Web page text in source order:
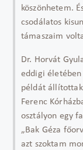
köszönhetem.
csodálatos
támaszaim
Dr. Horvát
eddigi
példát
Ferenc
osztályon egy
„Bak Géza
azt szoktam